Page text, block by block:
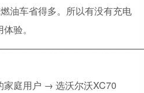
油车省得多。所以有没有充电
验。
家庭用户 → 选沃尔沃XC70